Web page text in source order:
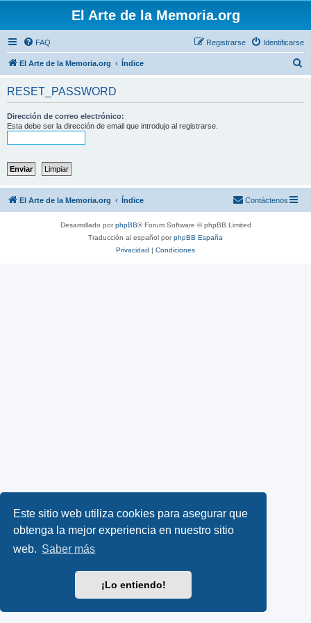
Este sitio web utiliza cookies para asegurar que
obtenga la mejor experiencia en nuestro sitio
web. Saber más
¡Lo entiendo!
El Arte de la Memoria.org
FAQ Identificarse
Registrarse
El Arte de la Memoria.org Índice
RESET_PASSWORD
Dirección de correo electrónico:
Esta debe ser la dirección de email que introdujo al registrarse.
El Arte de la Memoria.org Índice Contáctenos
Desarrollado porphpBB® Forum Software © phpBB Limited
Traducción al español porphpBB España
Privacidad | Condiciones